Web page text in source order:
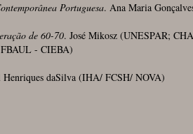
Portuguesa. Ana Maria
de 60-70. José Mikosz (UNESPAR;
FBAUL - CIEBA)
daSilva (IHA/ FCSH/ NOVA)